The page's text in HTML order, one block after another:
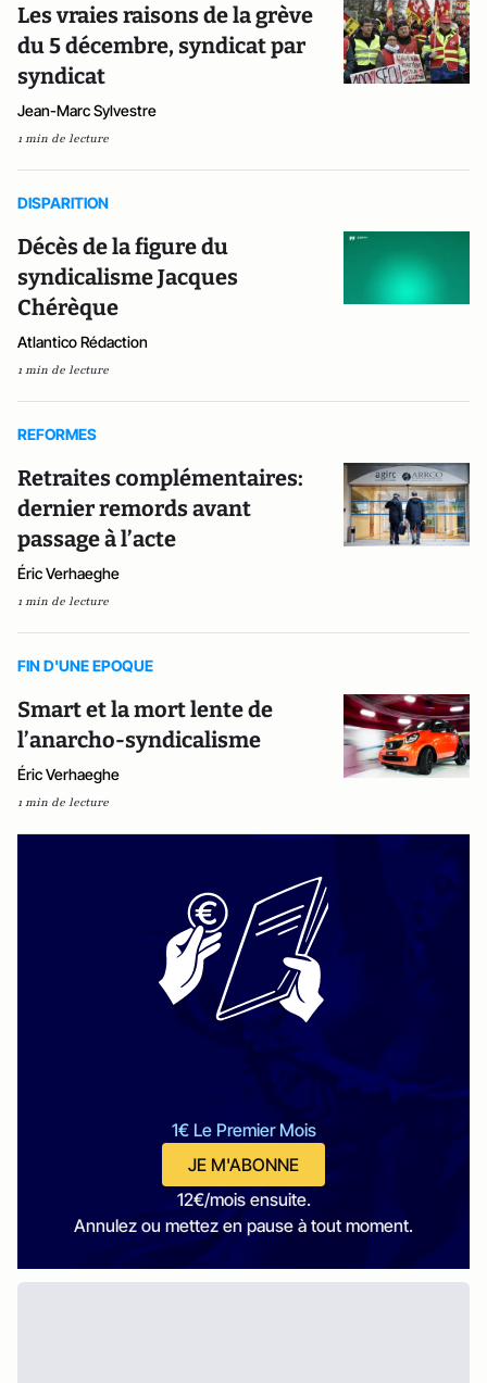
Les vraies raisons de la grève
du 5 décembre, syndicat par
syndicat
Jean-Marc Sylvestre
1 min de lecture
DISPARITION
Décès de la figure du
syndicalisme Jacques
Chérèque
Atlantico Rédaction
1 min de lecture
REFORMES
Retraites complémentaires:
dernier remords avant
passage à l’acte
Éric Verhaeghe
1 min de lecture
FIN D'UNE EPOQUE
Smart et la mort lente de
l’anarcho-syndicalisme
Éric Verhaeghe
1 min de lecture
1€ Le Premier Mois
JE M'ABONNE
12€/mois ensuite.
Annulez ou mettez en pause à tout moment.